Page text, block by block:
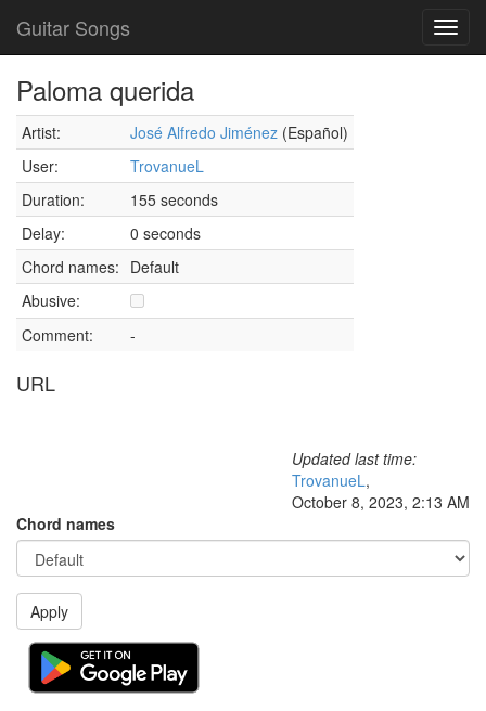
Guitar Songs
Paloma querida
Artist: José Alfredo Jiménez (Español)
User:
TrovanueL
Duration:
155 seconds
Delay:
0 seconds
Chord names: Default
Abusive:
Comment:
-
URL
Updated last time:
TrovanueL,
October 8, 2023, 2:13 AM
Chord names
Apply